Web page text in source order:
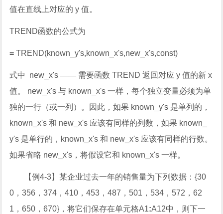
值在直线上对应的 y值。
TREND函数的公式为
=TREND(known_y's,known_x's,new_x's,const)
式中 new_x's—— 需要函数 TREND返回对应 y值的新 x
值。
new_x's与 known_x's一样，每个独立变量必须为单
独的一行（或一列）。因此，如果 known_y's 是单列的，
known_x's和 new_x's 应该有同样的列数，如果 known_
y's 是单行的， known_x's和 new_x's 应该有同样的行数。
如果省略 new_x's ，将假设它和 known_x's一样。
【例4-3】 某企业过去一年的销售量为下列数据：{30
0 ，356 ，374 ，410 ，453 ，487 ， 501 ， 534 ， 572 ，62
1 ，650 ，670} ，将它们保存在单元格A1:A12中，则下一